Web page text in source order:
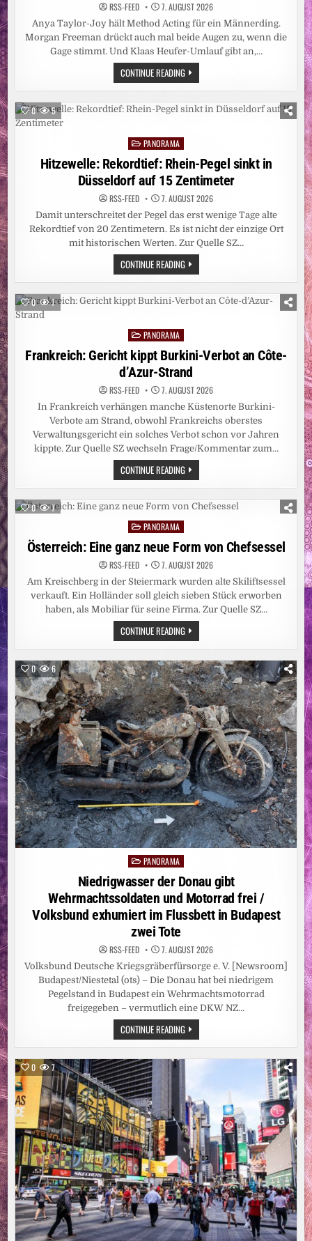
RSS-FEED 7. AUGUST 2026
Anya Taylor-Joy hält Method Acting für ein Männerding.
Morgan Freeman drückt auch mal beide Augen zu, wenn die
Gage stimmt. Und Klaas Heufer-Umlauf gibt an,…
CONTINUE READINGLEUTE:
DAS
ARSCHLOCH
AM
SET
0 5
PostedPANORAMA
Hitzewelle: Rekordtief: Rhein-Pegel sinkt in
Düsseldorf auf 15 Zentimeter
RSS-FEED 7. AUGUST 2026
Damit unterschreitet der Pegel das erst wenige Tage alte
Rekordtief von 20 Zentimetern. Es ist nicht der einzige Ort
mit historischen Werten. Zur Quelle SZ…
CONTINUE READINGHITZEWELLE:
REKORDTIEF:
RHEIN-
PEGEL
SINKT
0 7
Posted
in
PANORAMA
Frankreich: Gericht kippt Burkini-Verbot an Côte-
d’Azur-Strand
RSS-FEED 7. AUGUST 2026
In Frankreich verhängen manche Küstenorte Burkini-
Verbote am Strand, obwohl Frankreichs oberstes
Verwaltungsgericht ein solches Verbot schon vor Jahren
kippte. Zur Quelle SZ wechseln Frage/Kommentar zum…
CONTINUE READINGFRANKREICH:
GERICHT
KIPPT
BURKINI-
VERBOT
STRAND
0 7
PostedPANORAMA
Österreich: Eine ganz neue Form von Chefsessel
RSS-FEED 7. AUGUST 2026
Am Kreischberg in der Steiermark wurden alte Skiliftsessel
verkauft. Ein Holländer soll gleich sieben Stück erworben
haben, als Mobiliar für seine Firma. Zur Quelle SZ…
CONTINUE READINGÖSTERREICH:
EINE
GANZ
NEUE
FORM
VON
CHEFSESSEL
0 6
PostedPANORAMA
Niedrigwasser der Donau gibt
Wehrmachtssoldaten und Motorrad frei /
Volksbund exhumiert im Flussbett in Budapest
zwei Tote
RSS-FEED 7. AUGUST 2026
Volksbund Deutsche Kriegsgräberfürsorge e. V. [Newsroom]
Budapest/Niestetal (ots) – Die Donau hat bei niedrigem
Pegelstand in Budapest ein Wehrmachtsmotorrad
freigegeben – vermutlich eine DKW NZ…
CONTINUE READINGNIEDRIGWASSER
DER
DONAU
GIBT
MOTORRAD
FREI
/
VOLKSBUND
EXHUMIERT
IM
FLUSSBETT
IN
BUDAPEST
ZWEI
TOTE
0 7